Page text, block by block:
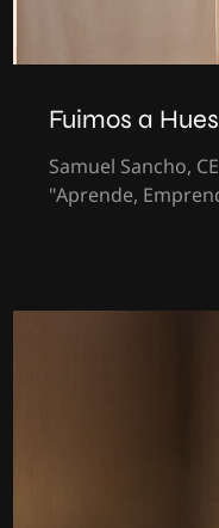
Fuimos a
Samuel Sancho,
"Aprende,